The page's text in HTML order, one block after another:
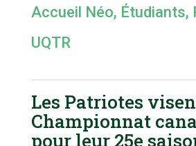
Accueil Néo, Étudiants,
UQTR
Les Patriotes
Championnat
pour leur 25e